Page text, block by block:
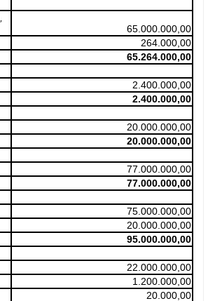
65.000.000,00
264.000,00
65.264.000,00
2.400.000,00
2.400.000,00
20.000.000,00
20.000.000,00
77.000.000,00
77.000.000,00
75.000.000,00
20.000.000,00
95.000.000,00
22.000.000,00
1.200.000,00
20.000,00